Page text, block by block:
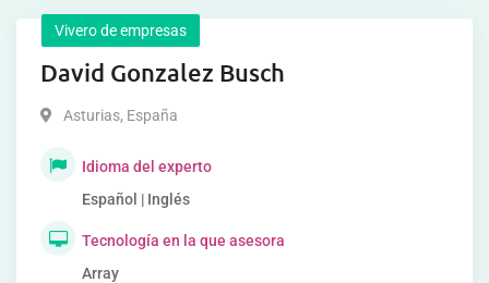
Vivero de empresas
David Gonzalez Busch
Asturias, España
Idioma del experto
Español | Inglés
Tecnología en la que asesora
Array